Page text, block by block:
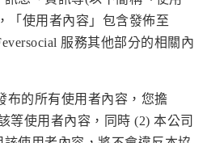
「使用者內容」包含發佈至
服務其他部分的相關內
布的所有使用者內容，您擔
等使用者內容，同時 (2) 本公司